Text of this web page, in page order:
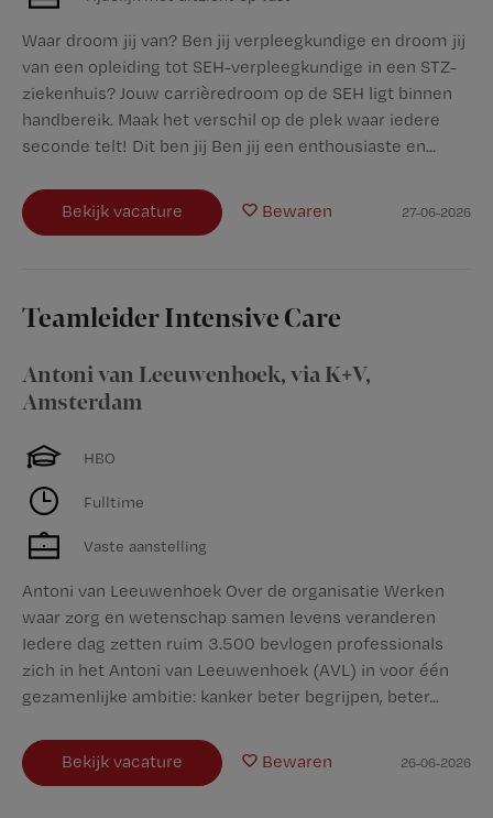
Waar droom jij van? Ben jij verpleegkundige en droom jij
van een opleiding tot SEH-verpleegkundige in een STZ-
ziekenhuis? Jouw carrièredroom op de SEH ligt binnen
handbereik. Maak het verschil op de plek waar iedere
seconde telt! Dit ben jij Ben jij een enthousiaste en...
Bekijk vacature Bewaren 27-06-2026
Teamleider Intensive Care
Antoni van Leeuwenhoek, via K+V,
Amsterdam
HBO
Fulltime
Vaste aanstelling
Antoni van Leeuwenhoek Over de organisatie Werken
waar zorg en wetenschap samen levens veranderen
Iedere dag zetten ruim 3.500 bevlogen professionals
zich in het Antoni van Leeuwenhoek (AVL) in voor één
gezamenlijke ambitie: kanker beter begrijpen, beter...
Bekijk vacature Bewaren 26-06-2026